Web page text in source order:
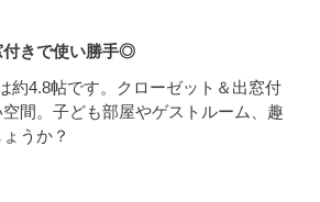
付きで使い勝手◎
約4.8帖です。クローゼット＆出窓付
間。子ども部屋やゲストルーム、趣
うか？